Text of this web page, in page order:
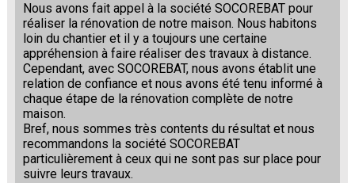
Nous avons fait appel à la société SOCOREBAT pour
réaliser la rénovation de notre maison. Nous habitons
loin du chantier et il y a toujours une certaine
appréhension à faire réaliser des travaux à distance.
Cependant, avec SOCOREBAT, nous avons établit une
relation de confiance et nous avons été tenu informé à
chaque étape de la rénovation complète de notre
maison.
Bref, nous sommes très contents du résultat et nous
recommandons la société SOCOREBAT
particulièrement à ceux qui ne sont pas sur place pour
suivre leurs travaux.